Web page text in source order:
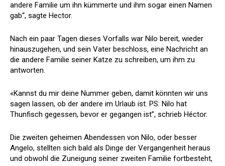
andere Familie um ihn kümmerte und ihm sogar einen Namen
gab“, sagte Hector.
Nach ein paar Tagen dieses Vorfalls war Nilo bereit, wieder
hinauszugehen, und sein Vater beschloss, eine Nachricht an
die andere Familie seiner Katze zu schreiben, um ihm zu
antworten.
«Kannst du mir deine Nummer geben, damit könnten wir uns
sagen lassen, ob der andere im Urlaub ist. PS: Nilo hat
Thunfisch gegessen, bevor er gegangen ist”, schrieb Héctor.
Die zweiten geheimen Abendessen von Nilo, oder besser
Angelo, stellten sich bald als Dinge der Vergangenheit heraus
und obwohl die Zuneigung seiner zweiten Familie fortbesteht,